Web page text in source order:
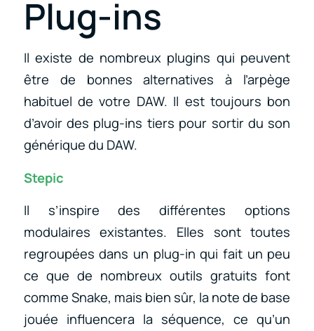
Plug-ins
Il existe de nombreux plugins qui peuvent
être de bonnes alternatives à l’arpège
habituel de votre DAW. Il est toujours bon
d’avoir des plug-ins tiers pour sortir du son
générique du DAW.
Stepic
Il s’inspire des différentes options
modulaires existantes. Elles sont toutes
regroupées dans un plug-in qui fait un peu
ce que de nombreux outils gratuits font
comme Snake, mais bien sûr, la note de base
jouée influencera la séquence, ce qu’un